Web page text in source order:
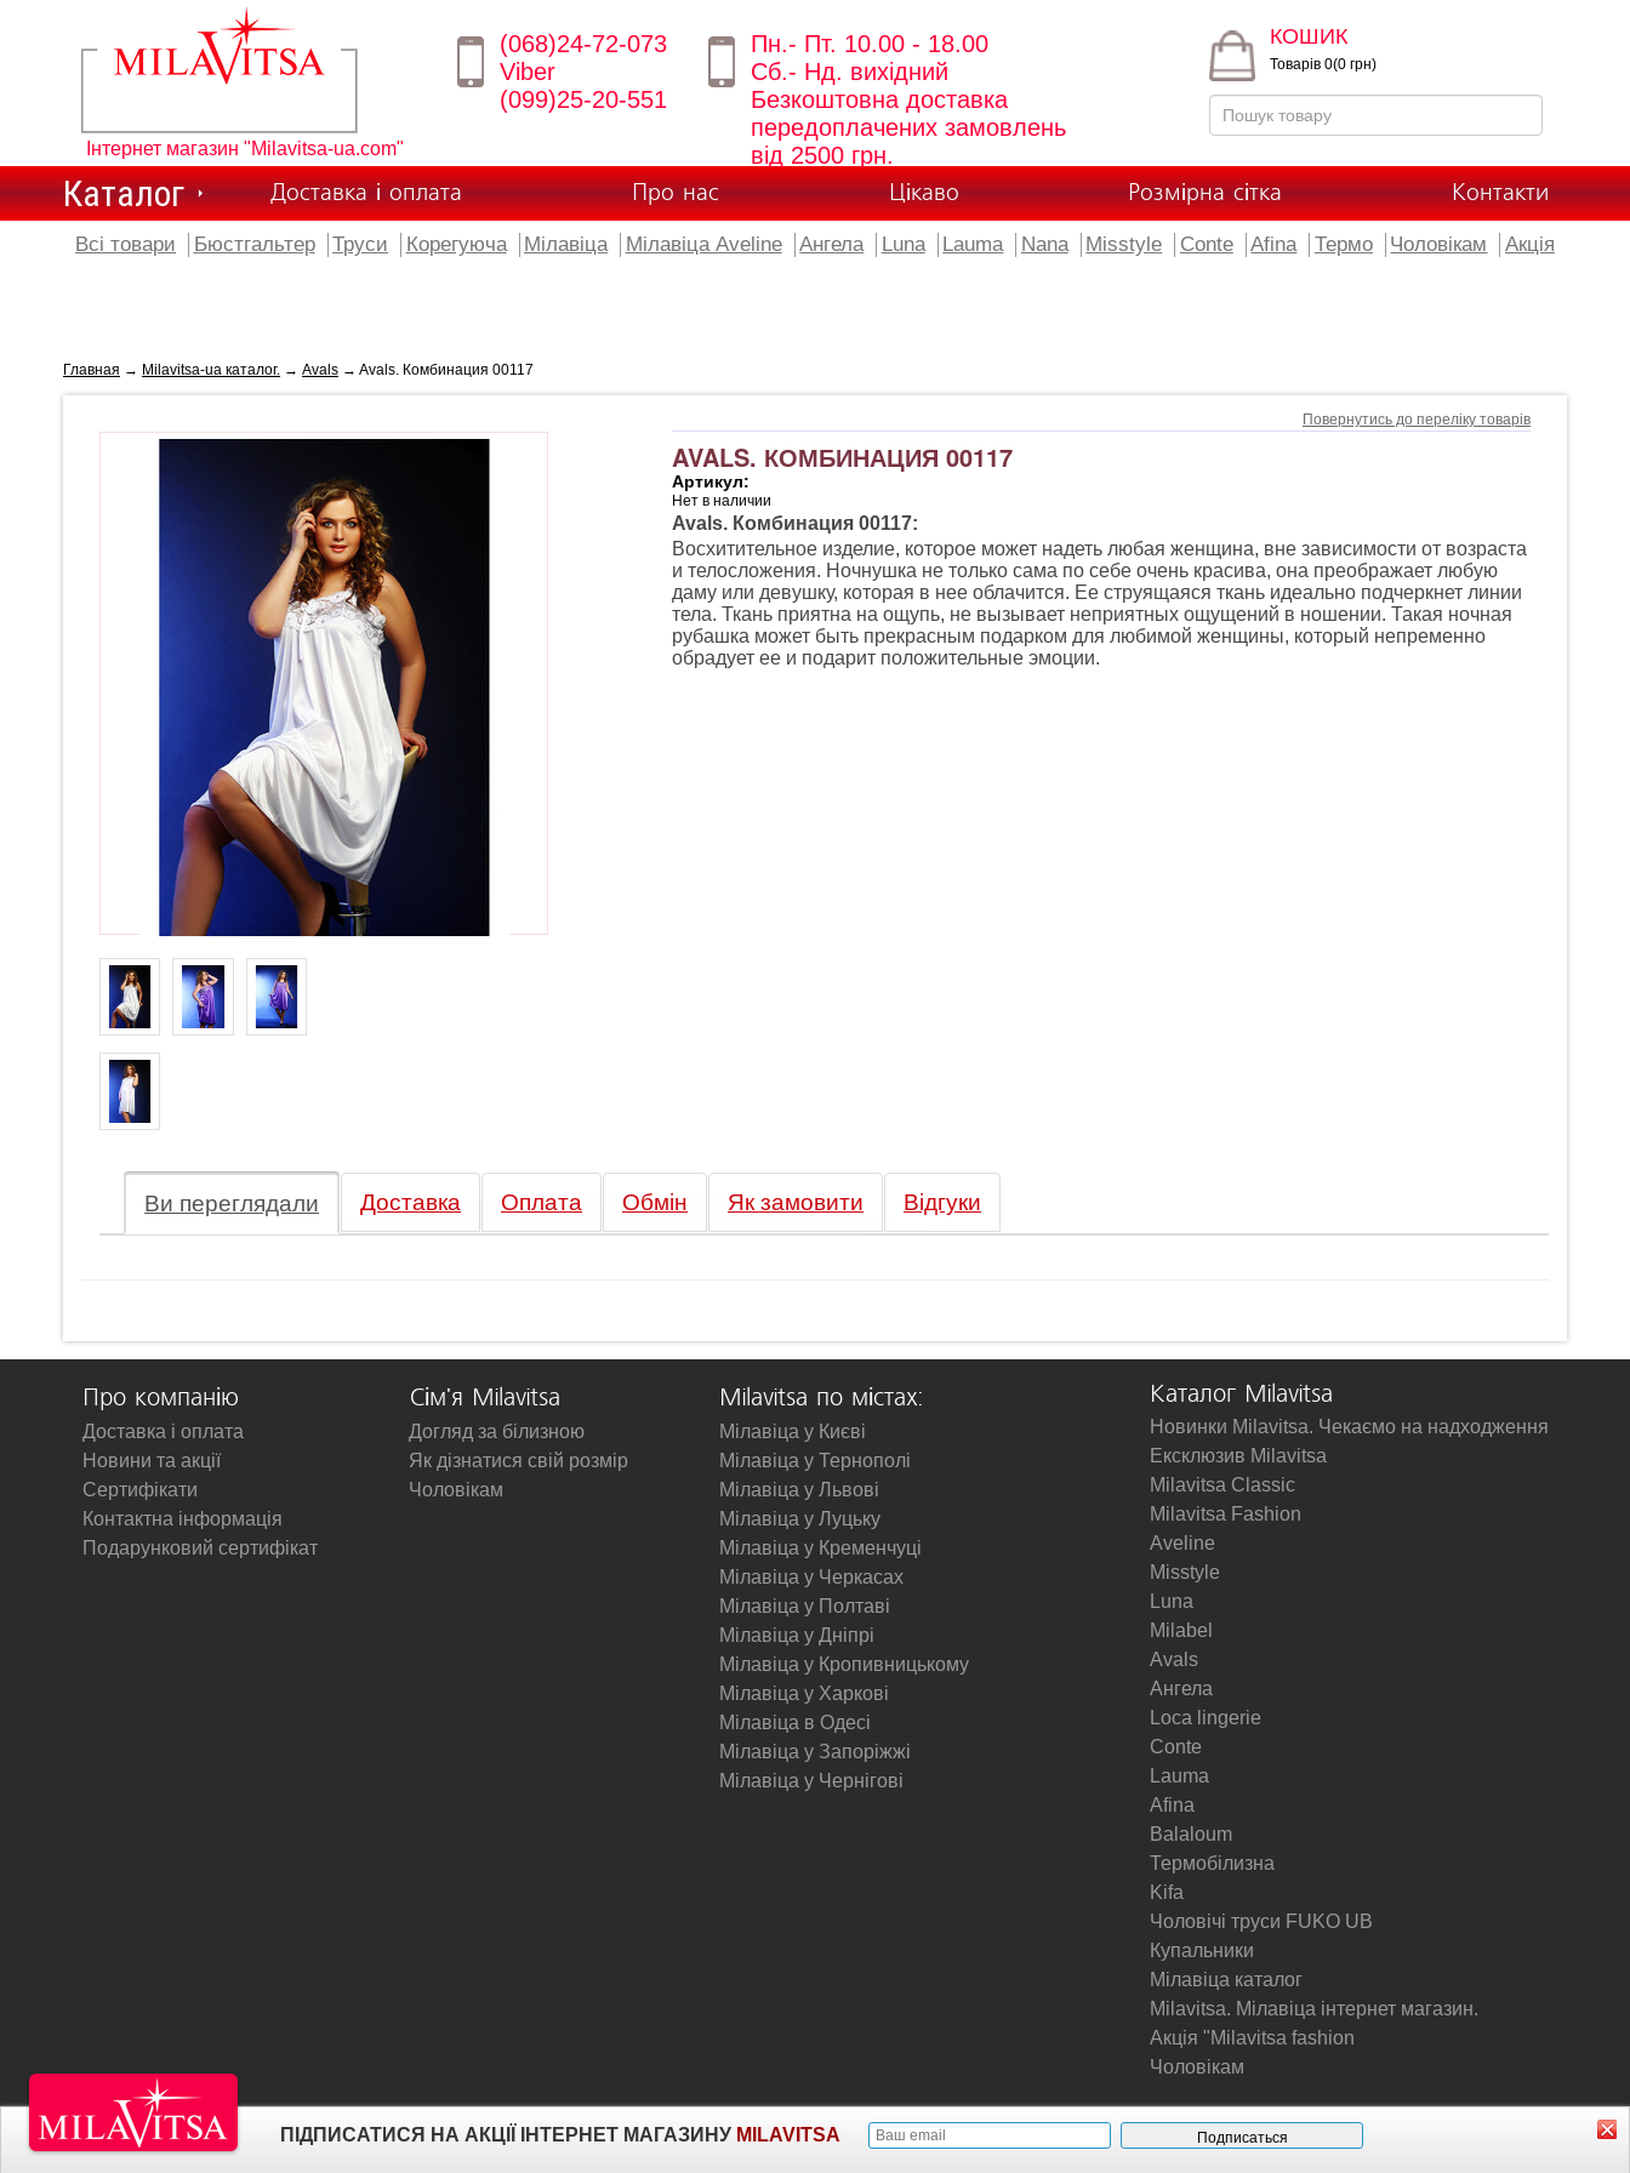
Інтернет магазин "Milavitsa-ua.com"
(068)24-72-073
Viber
(099)25-20-551
Пн.- Пт. 10.00 - 18.00
Сб.- Нд. вихідний
Безкоштовна доставка
передоплачених замовлень
від 2500 грн.
КОШИК
Товарів 0(0 грн)
Каталог Доставка і оплата Про нас Цікаво Розмірна сітка Контакти
Всі товари Бюстгальтер Труси Корегуюча Мілавіца Мілавіца Aveline Ангела Luna Lauma Nana Misstyle Conte Afina Термо Чоловікам Акція
Главная → Milavitsa-ua каталог. → Avals → Avals. Комбинация 00117
Повернутись до переліку товарів
AVALS. КОМБИНАЦИЯ 00117
Артикул:
Нет в наличии
Avals. Комбинация 00117:
Восхитительное изделие, которое может надеть любая женщина, вне зависимости от возраста
и телосложения. Ночнушка не только сама по себе очень красива, она преображает любую
даму или девушку, которая в нее облачится. Ее струящаяся ткань идеально подчеркнет линии
тела. Ткань приятна на ощупь, не вызывает неприятных ощущений в ношении. Такая ночная
рубашка может быть прекрасным подарком для любимой женщины, который непременно
обрадует ее и подарит положительные эмоции.
Ви переглядали Доставка Оплата Обмін Як замовити Відгуки
Про компанію
Доставка і оплата
Новини та акції
Сертифікати
Контактна інформація
Подарунковий сертифікат
Сім'я Milavitsa
Догляд за білизною
Як дізнатися свій розмір
Чоловікам
Milavitsa по містах:
Мілавіца у Києві
Мілавіца у Тернополі
Мілавіца у Львові
Мілавіца у Луцьку
Мілавіца у Кременчуці
Мілавіца у Черкасах
Мілавіца у Полтаві
Мілавіца у Дніпрі
Мілавіца у Кропивницькому
Мілавіца у Харкові
Мілавіца в Одесі
Мілавіца у Запоріжжі
Мілавіца у Чернігові
Каталог Milavitsa
Новинки Milavitsa. Чекаємо на надходження
Ексклюзив Milavitsa
Milavitsa Classic
Milavitsa Fashion
Aveline
Misstyle
Luna
Milabel
Avals
Ангела
Loca lingerie
Conte
Lauma
Afina
Balaloum
Термобілизна
Kifa
Чоловічі труси FUKO UB
Купальники
Мілавіца каталог
Milavitsa. Мілавіца інтернет магазин.
Акція "Milavitsa fashion
Чоловікам
ПІДПИСАТИСЯ НА АКЦІЇ ІНТЕРНЕТ МАГАЗИНУ MILAVITSA
© Milavitsa.